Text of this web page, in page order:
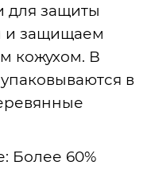
для защиты
и защищаем
кожухом. В
в
: Более 60%